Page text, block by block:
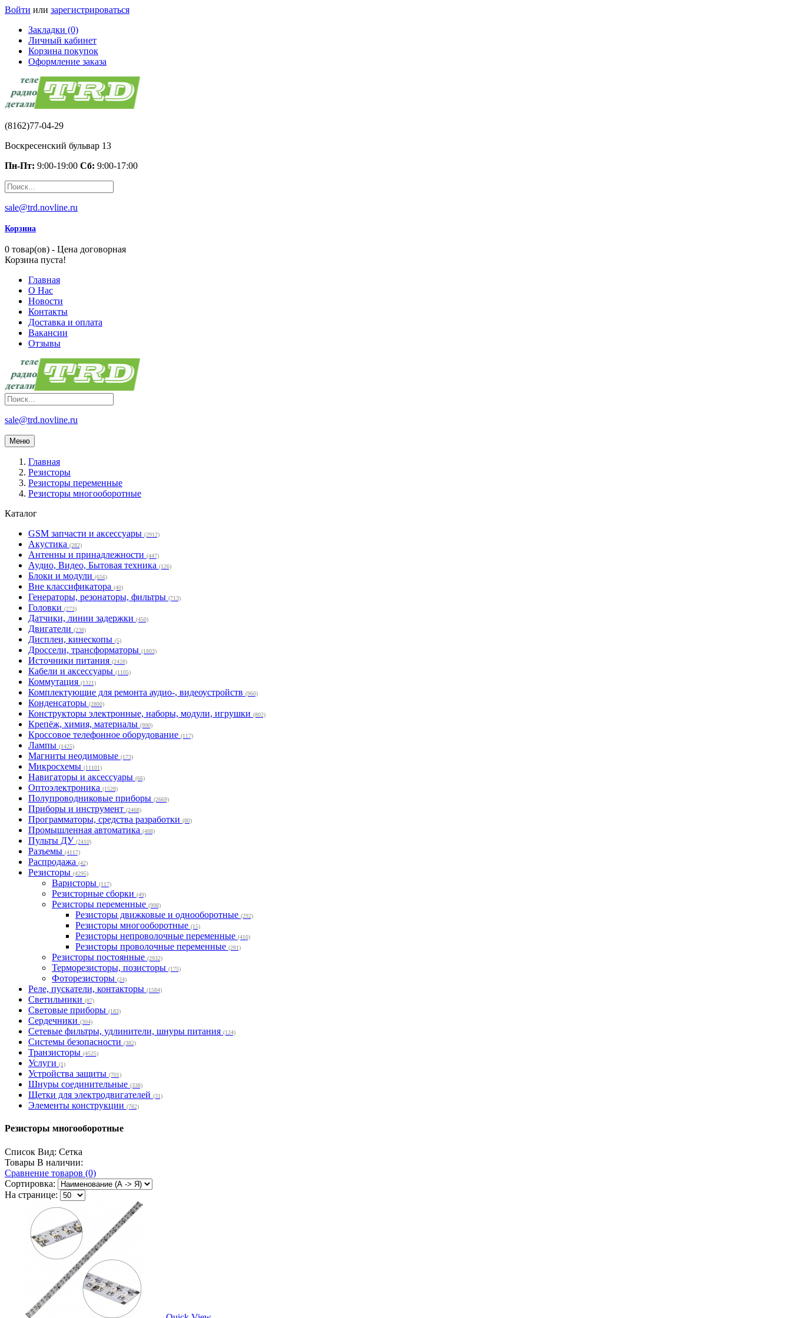
Войти или зарегистрироваться
Закладки (0)
Личный кабинет
Корзина покупок
Оформление заказа
(8162)77-04-29
Воскресенский бульвар 13
Пн-Пт: 9:00-19:00 Сб: 9:00-17:00
sale@trd.novline.ru
Корзина
0 товар(ов) - Цена договорная
Корзина пуста!
Главная
О Нас
Новости
Контакты
Доставка и оплата
Вакансии
Отзывы
sale@trd.novline.ru
Меню
Главная
Резисторы
Резисторы переменные
Резисторы многооборотные
Каталог
GSM запчасти и аксессуары (2912)
Акустика (282)
Антенны и принадлежности (447)
Аудио, Видео, Бытовая техника (126)
Блоки и модули (656)
Вне классификатора (40)
Генераторы, резонаторы, фильтры (713)
Головки (273)
Датчики, линии задержки (450)
Двигатели (238)
Дисплеи, кинескопы (5)
Дроссели, трансформаторы (1803)
Источники питания (2428)
Кабели и аксессуары (1105)
Коммутация (1321)
Комплектующие для ремонта аудио-, видеоустройств (960)
Конденсаторы (2800)
Конструкторы электронные, наборы, модули, игрушки (802)
Крепёж, химия, материалы (990)
Кроссовое телефонное оборудование (117)
Лампы (1425)
Магниты неодимовые (173)
Микросхемы (11101)
Навигаторы и аксессуары (66)
Оптоэлектроника (1528)
Полупроводниковые приборы (2669)
Приборы и инструмент (2468)
Программаторы, средства разработки (80)
Промышленная автоматика (488)
Пульты ДУ (2410)
Разъемы (4117)
Распродажа (42)
Резисторы (4295)
Варисторы (117)
Резисторные сборки (49)
Резисторы переменные (998)
Резисторы движковые и однооборотные (292)
Резисторы многооборотные (15)
Резисторы непроволочные переменные (410)
Резисторы проволочные переменные (281)
Резисторы постоянные (2932)
Терморезисторы, позисторы (175)
Фоторезисторы (24)
Реле, пускатели, контакторы (1584)
Светильники (87)
Световые приборы (183)
Сердечники (304)
Сетевые фильтры, удлинители, шнуры питания (124)
Системы безопасности (382)
Транзисторы (4525)
Услуги (1)
Устройства защиты (701)
Шнуры соединительные (338)
Щетки для электродвигателей (31)
Элементы конструкции (782)
Резисторы многооборотные
Список Вид: Сетка
Товары В наличии:
Сравнение товаров (0)
Сортировка:
На странице: